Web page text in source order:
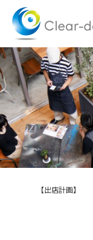
content
【出店計画】